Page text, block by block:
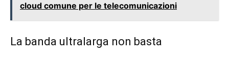
cloud comune per le telecomunicazioni
La banda ultralarga non basta